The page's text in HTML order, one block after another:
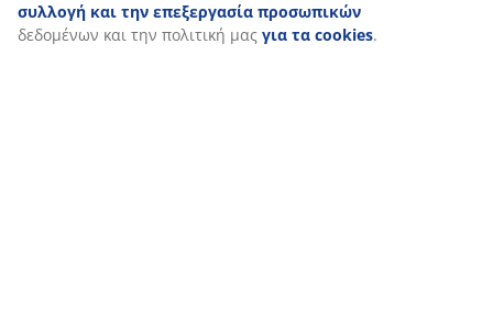
συλλογή και την επεξεργασία προσωπικών
δεδομένων και την πολιτική μας για τα cookies.